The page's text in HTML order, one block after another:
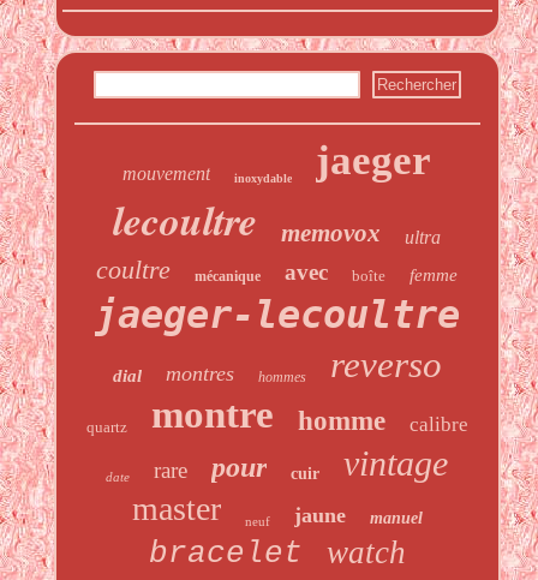
mouvement inoxydable jaeger
lecoultre memovox ultra
coultre mécanique avec boîte femme
jaeger-lecoultre
dial montres hommes reverso
quartz montre homme calibre
date rare pour cuir vintage
master neuf jaune manuel
bracelet watch